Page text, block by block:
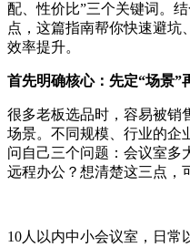
配、性价比”三个关键词。
点，这篇指南帮你快速避坑
效率提升。
首先明确核心：先定“场景”
很多老板选品时，容易被销
场景。不同规模、行业的企
问自己三个问题：会议室多
远程办公？想清楚这三点，
10人以内中小会议室，日常